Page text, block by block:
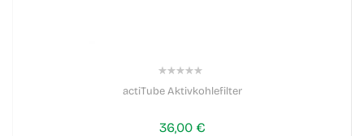
actiTube Aktivkohlefilter
36,00 €